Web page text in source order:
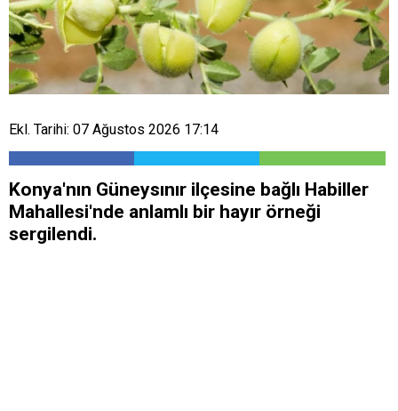
Ekl. Tarihi: 07 Ağustos 2026 17:14
Konya'nın Güneysınır ilçesine bağlı Habiller
Mahallesi'nde anlamlı bir hayır örneği
sergilendi.